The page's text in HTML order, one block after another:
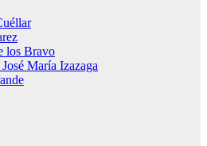
los Bravo
María Izazaga